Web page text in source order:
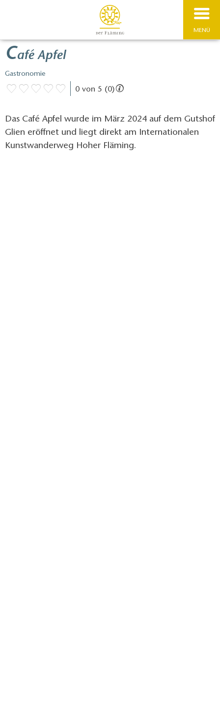
MENÜ
Café Apfel
Gastronomie
0 von 5 (0)
Das Café Apfel wurde im März 2024 auf dem Gutshof
Glien eröffnet und liegt direkt am Internationalen
Kunstwanderweg Hoher Fläming.